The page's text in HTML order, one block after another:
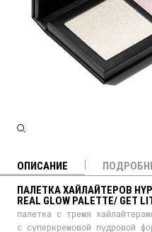
ОПИСАНИЕ
ПАЛЕТКА ХАЙЛАЙТЕРОВ
REAL GLOW PALETTE/ GET
палетка с тремя
с суперкремовой пудровой